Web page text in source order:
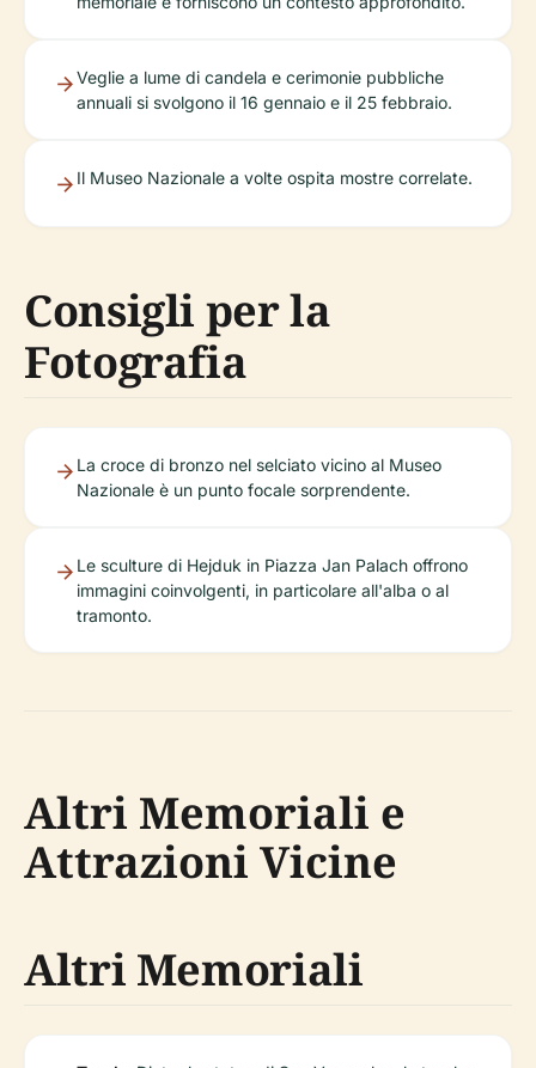
Veglie a lume di candela e cerimonie pubbliche
annuali si svolgono il 16 gennaio e il 25 febbraio.
Il Museo Nazionale a volte ospita mostre correlate.
Consigli per la
Fotografia
La croce di bronzo nel selciato vicino al Museo
Nazionale è un punto focale sorprendente.
Le sculture di Hejduk in Piazza Jan Palach offrono
immagini coinvolgenti, in particolare all'alba o al
tramonto.
Altri Memoriali e
Attrazioni Vicine
Altri Memoriali